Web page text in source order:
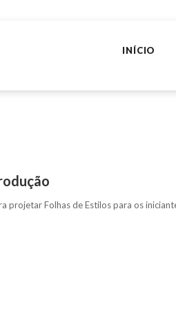
INÍCIO
Folhas de Estilos para os